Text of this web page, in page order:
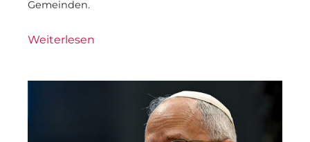
Gemeinden.
Weiterlesen